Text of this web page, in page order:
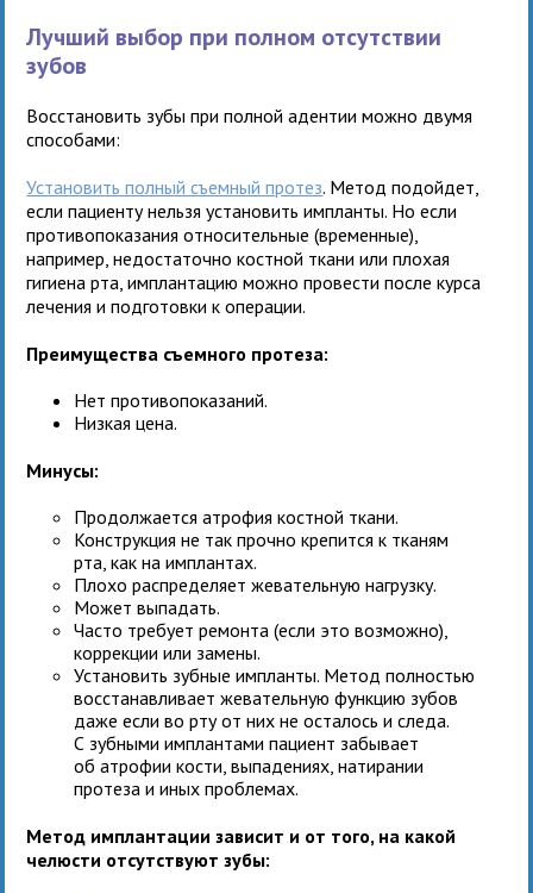
Лучший выбор при полном отсутствии
зубов
Восстановить зубы при полной адентии можно двумя
способами:
Установить полный съемный протез. Метод подойдет,
если пациенту нельзя установить импланты. Но если
противопоказания относительные (временные),
например, недостаточно костной ткани или плохая
гигиена рта, имплантацию можно провести после курса
лечения и подготовки к операции.
Преимущества съемного протеза:
Нет противопоказаний.
Низкая цена.
Минусы:
Продолжается атрофия костной ткани.
Конструкция не так прочно крепится к тканям
рта, как на имплантах.
Плохо распределяет жевательную нагрузку.
Может выпадать.
Часто требует ремонта (если это возможно),
коррекции или замены.
Установить зубные импланты. Метод полностью
восстанавливает жевательную функцию зубов
даже если во рту от них не осталось и следа.
С зубными имплантами пациент забывает
об атрофии кости, выпадениях, натирании
протеза и иных проблемах.
Метод имплантации зависит и от того, на какой
челюсти отсутствуют зубы: